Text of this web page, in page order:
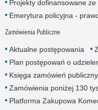
Projekty dofinansowane
Emerytura policyjna -
Zamówienia Publiczne
Aktualne postępowania
Plan postępowań o
Księga zamówień
Zamówienia poniżej 130
Platforma Zakupowa